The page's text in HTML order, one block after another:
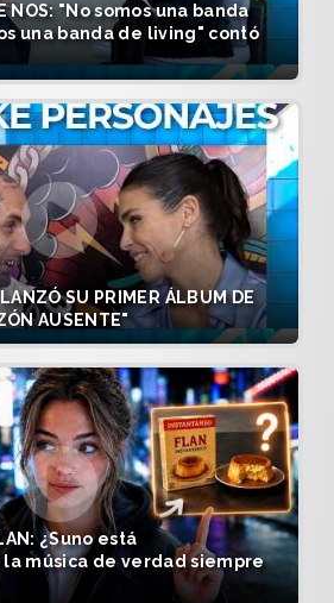
NOS: "No somos una banda
una banda de living" contó
SU PRIMER ÁLBUM DE
AUSENTE"
¿Suno está
la música de verdad siempre